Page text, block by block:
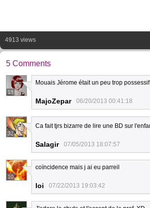
4913 views
5 Comments
18
Mouais Jérome était un peu trop
MajoZepar 06/20/2013 00:41:18
32
Ca fait tjrs bizarre de lire une BD sur
Salagir 07/05/2013 18:07:57
10
coïncidence mais j ai eu parreil
loi 07/22/2013 19:03:42